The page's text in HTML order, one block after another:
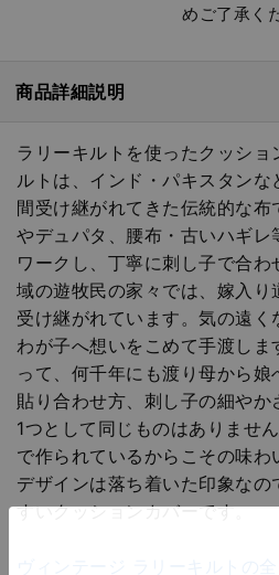
めご了承く
商品詳細説明
ラリーキルトを使ったクッショ
ルトは、インド・パキスタン
間受け継がれてきた伝統的な
やデュパタ、腰布・古いハギレ
ワークし、丁寧に刺し子で合
域の遊牧民の家々では、嫁入
受け継がれています。気の遠く
わが子へ想いをこめて手渡しま
って、何千年にも渡り母から
貼り合わせ方、刺し子の細や
1つとして同じものはありませ
で作られているからこその味わ
デザインは落ち着いた印象な
すいクッションカバーです。